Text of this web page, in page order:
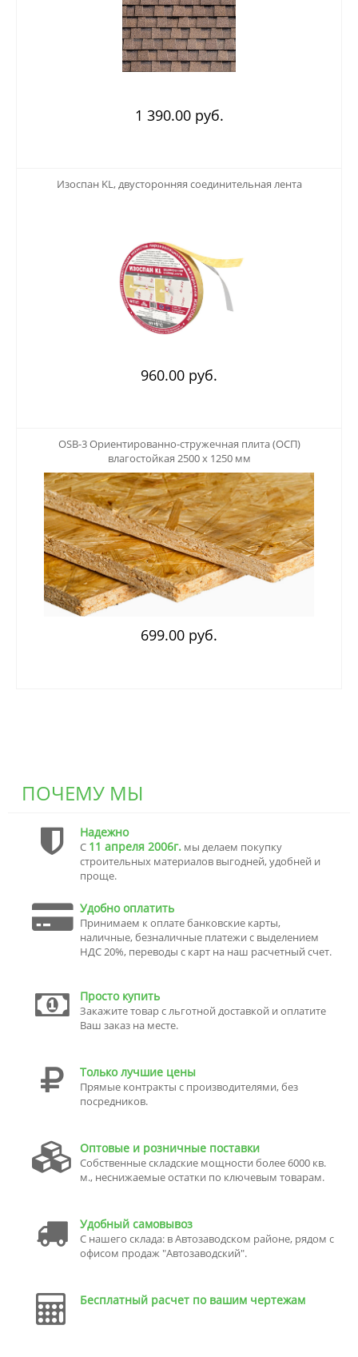
1 390.00 руб.
Изоспан KL, двусторонняя соединительная лента
960.00 руб.
OSB-3 Ориентированно-стружечная плита (ОСП)
влагостойкая 2500 х 1250 мм
699.00 руб.
ПОЧЕМУ МЫ
Надежно
С 11 апреля 2006г. мы делаем покупку
строительных материалов выгодней, удобней и
проще.
Удобно оплатить
Принимаем к оплате банковские карты,
наличные, безналичные платежи с выделением
НДС 20%, переводы с карт на наш расчетный счет.
Просто купить
Закажите товар с льготной доставкой и оплатите
Ваш заказ на месте.
Только лучшие цены
Прямые контракты с производителями, без
посредников.
Оптовые и розничные поставки
Собственные складские мощности более 6000 кв.
м., неснижаемые остатки по ключевым товарам.
Удобный самовывоз
С нашего склада: в Автозаводском районе, рядом с
офисом продаж "Автозаводский".
Бесплатный расчет по вашим чертежам